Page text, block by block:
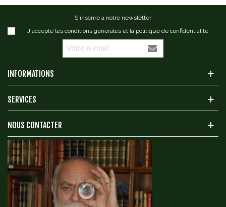
S'inscrire à notre newsletter
J'accepte les conditions générales et la politique de confidentialité
INFORMATIONS
SERVICES
NOUS CONTACTER